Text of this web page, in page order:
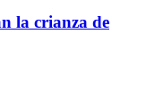
la crianza de